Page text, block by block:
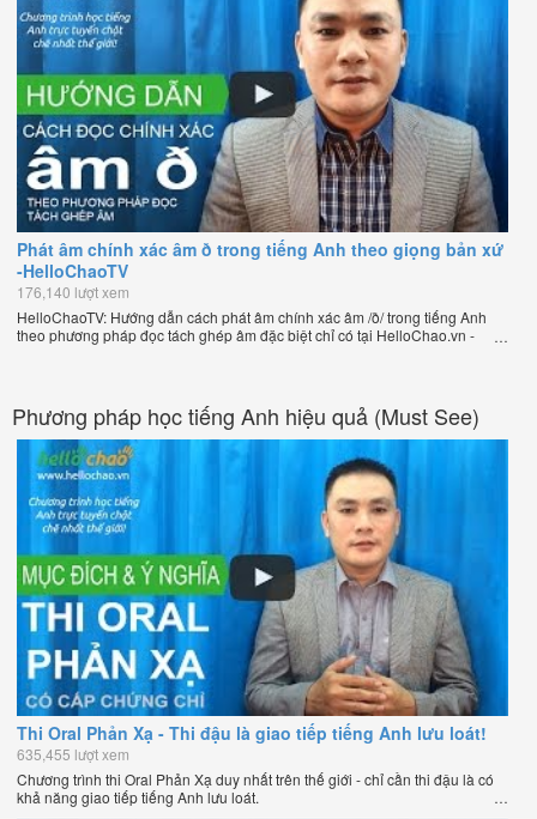
Phát âm chính xác âm ð trong tiếng Anh theo giọng bản xứ
-HelloChaoTV
176,140 lượt xem
HelloChaoTV: Hướng dẫn cách phát âm chính xác âm /ð/ trong tiếng Anh
theo phương pháp đọc tách ghép âm đặc biệt chỉ có tại HelloChao.vn -
chẽ nhất thế giới.
Phương pháp học tiếng Anh hiệu quả (Must See)
Thi Oral Phản Xạ - Thi đậu là giao tiếp tiếng Anh lưu loát!
635,455 lượt xem
Chương trình thi Oral Phản Xạ duy nhất trên thế giới - chỉ cần thi đậu là có
khả năng giao tiếp tiếng Anh lưu loát.